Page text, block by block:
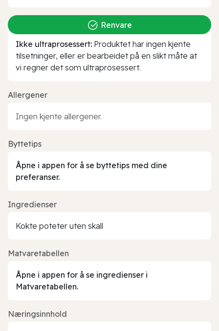
Renvare
Ikke ultraprosessert: Produktet har ingen kjente
tilsetninger, eller er bearbeidet på en slikt måte at
vi regner det som ultraprosessert.
Allergener
Ingen kjente allergener.
Byttetips
Åpne i appen for å se byttetips med dine
preferanser.
Ingredienser
Kokte poteter uten skall
Matvaretabellen
Åpne i appen for å se ingredienser i
Matvaretabellen.
Næringsinnhold